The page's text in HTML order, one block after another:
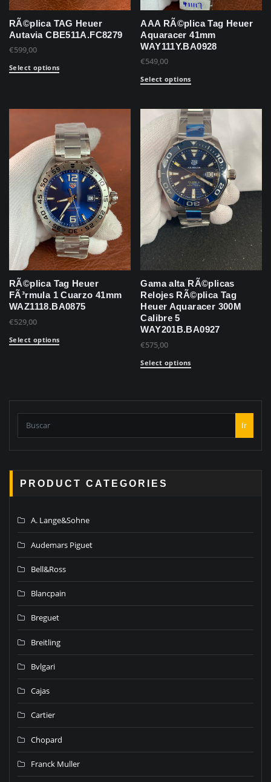
RÃ©plica TAG Heuer
Autavia CBE511A.FC8279
€599,00
Select options
AAA RÃ©plica Tag Heuer
Aquaracer 41mm
WAY111Y.BA0928
€549,00
Select options
RÃ©plica Tag Heuer
FÃ³rmula 1 Cuarzo 41mm
WAZ1118.BA0875
€529,00
Select options
Gama alta RÃ©plicas
Relojes RÃ©plica Tag
Heuer Aquaracer 300M
Calibre 5
WAY201B.BA0927
€575,00
Select options
Ir
PRODUCT CATEGORIES
A. Lange&Sohne
Audemars Piguet
Bell&Ross
Blancpain
Breguet
Breitling
Bvlgari
Cajas
Cartier
Chopard
Franck Muller